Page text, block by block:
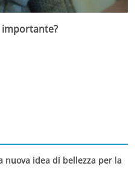
importante?
nuova idea di bellezza per la